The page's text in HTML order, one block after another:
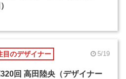
目のデザイナー 5/19
回 高田陸央（デザイナー